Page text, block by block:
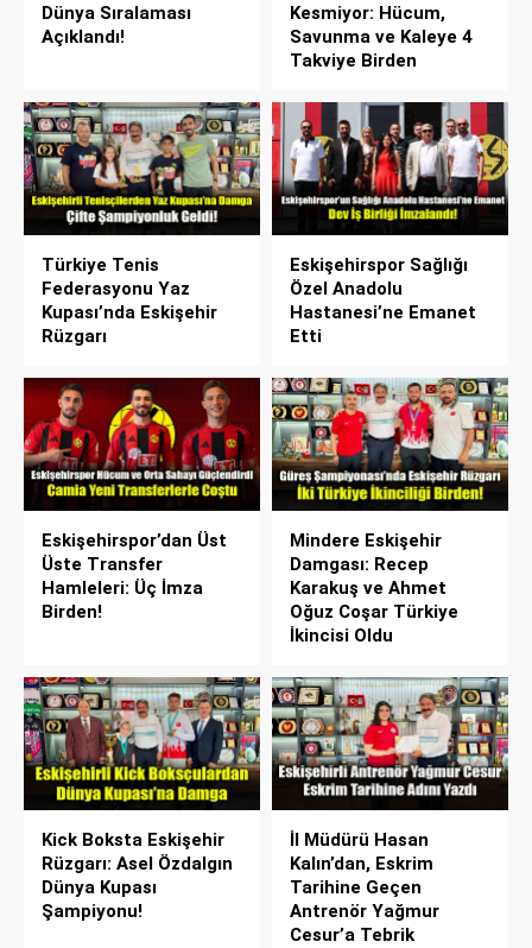
Dünya Sıralaması
Açıklandı!
Kesmiyor: Hücum,
Savunma ve Kaleye 4
Takviye Birden
Türkiye Tenis
Federasyonu Yaz
Kupası’nda Eskişehir
Rüzgarı
Eskişehirspor Sağlığı
Özel Anadolu
Hastanesi’ne Emanet
Etti
Eskişehirspor’dan Üst
Üste Transfer
Hamleleri: Üç İmza
Birden!
Mindere Eskişehir
Damgası: Recep
Karakuş ve Ahmet
Oğuz Coşar Türkiye
İkincisi Oldu
Kick Boksta Eskişehir
Rüzgarı: Asel Özdalgın
Dünya Kupası
Şampiyonu!
İl Müdürü Hasan
Kalın’dan, Eskrim
Tarihine Geçen
Antrenör Yağmur
Cesur’a Tebrik